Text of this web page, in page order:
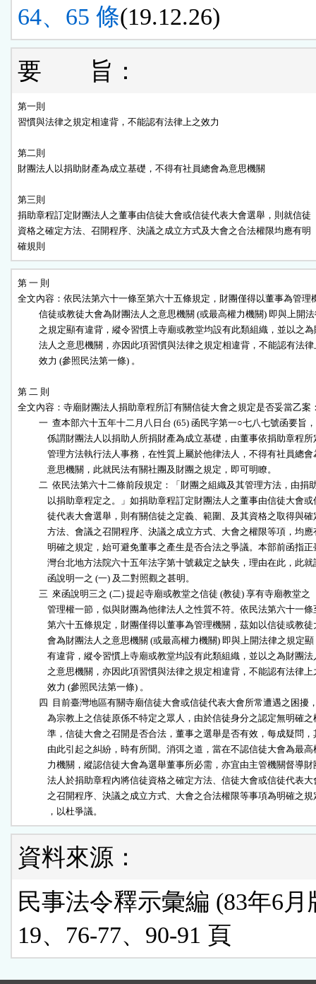
64、65 條(19.12.26)
要 旨：
第一則
習慣與法律之規定相違背，不能認有法律上之效力
第二則
財團法人以捐助財產為成立基礎，不得有社員總會為意思機關
第三則
捐助章程訂定財團法人之董事由信徒大會或信徒代表大會選舉，則就信徒
資格之確定方法、召開程序、決議之成立方式及大會之合法權限均應有明
確規則
第 一 則
全文內容：依民法第六十一條至第六十五條規定，財團僅得以董事為管理
信徒或教徒大會為財團法人之意思機關 (或最高權力機關) 即與上開
之規定顯有違背，縱令習慣上寺廟或教堂均設有此類組織，並以之
法人之意思機關，亦因此項習慣與法律之規定相違背，不能認有法
          效力 (參照民法第一條) 。
第 二 則
全文內容：寺廟財團法人捐助章程所訂有關信徒大會之規定是否妥當乙案
          一  查本部六十五年十二月八日台 (65) 函民字第一○七八七號函要旨，
係謂財團法人以捐助人所捐財產為成立基礎，由董事依捐助章程所
管理方法執行法人事務，在性質上屬於他律法人，不得有社員總會
              意思機關，此就民法有關社團及財團之規定，即可明瞭。
二  依民法第六十二條前段規定：「財團之組織及其管理方法，由捐
以捐助章程定之。」如捐助章程訂定財團法人之董事由信徒大會或
徒代表大會選舉，則有關信徒之定義、範圍、及其資格之取得與確
方法、會議之召開程序、決議之成立方式、大會之權限等項，均應
明確之規定，始可避免董事之產生是否合法之爭議。本部前函指正
灣台北地方法院六十五年法字第十號裁定之缺失，理由在此，此就
              函說明一之 (一) 及二對照觀之甚明。
          三  來函說明三之 (二) 提起寺廟或教堂之信徒 (教徒) 享有寺廟教堂之
管理權一節，似與財團為他律法人之性質不符。依民法第六十一條
第六十五條規定，財團僅得以董事為管理機關，茲如以信徒或教徒
              會為財團法人之意思機關 (或最高權力機關) 即與上開法律之規定顯
有違背，縱令習慣上寺廟或教堂均設有此類組織，並以之為財團法
之意思機關，亦因此項習慣與法律之規定相違背，不能認有法律上
              效力 (參照民法第一條) 。
四  目前臺灣地區有關寺廟信徒大會或信徒代表大會所常遭遇之困擾
為宗教上之信徒原係不特定之眾人，由於信徒身分之認定無明確之
準，信徒大會之召開是否合法，董事之選舉是否有效，每成疑問，
由此引起之糾紛，時有所聞。消弭之道，當在不認信徒大會為最高
力機關，縱認信徒大會為選舉董事所必需，亦宜由主管機關督導財
法人於捐助章程內將信徒資格之確定方法、信徒大會或信徒代表大
之召開程序、決議之成立方式、大會之合法權限等事項為明確之規
              ，以杜爭議。
資料來源：
民事法令釋示彙編 (83年6月
19、76-77、90-91 頁